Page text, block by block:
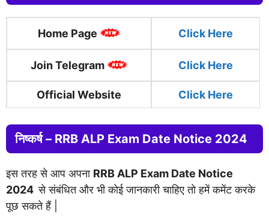
Home Page Click Here
Join Telegram Click Here
Official Website Click Here
निष्कर्ष – RRB ALP Exam Date Notice 2024
इस तरह से आप अपना RRB ALP Exam Date Notice
2024से संबंधित और भी कोई जानकारी चाहिए तो हमें कमेंट करके
पूछ सकते हैं |